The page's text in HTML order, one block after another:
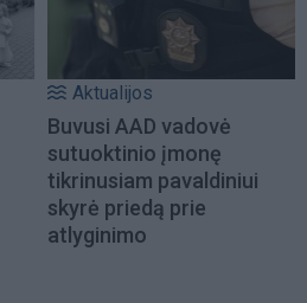
Aktualijos
Buvusi AAD vadovė
sutuoktinio įmonę
tikrinusiam pavaldiniui
skyrė priedą prie
atlyginimo